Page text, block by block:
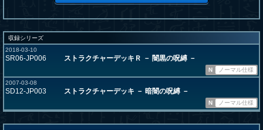
収録シリーズ
2018-03-10
SR06-JP006 ストラクチャーデッキＲ － 闇黒の呪縛 －
N
ノーマル仕様
2007-03-08
SD12-JP003 ストラクチャーデッキ － 暗闇の呪縛 －
N ノーマル仕様